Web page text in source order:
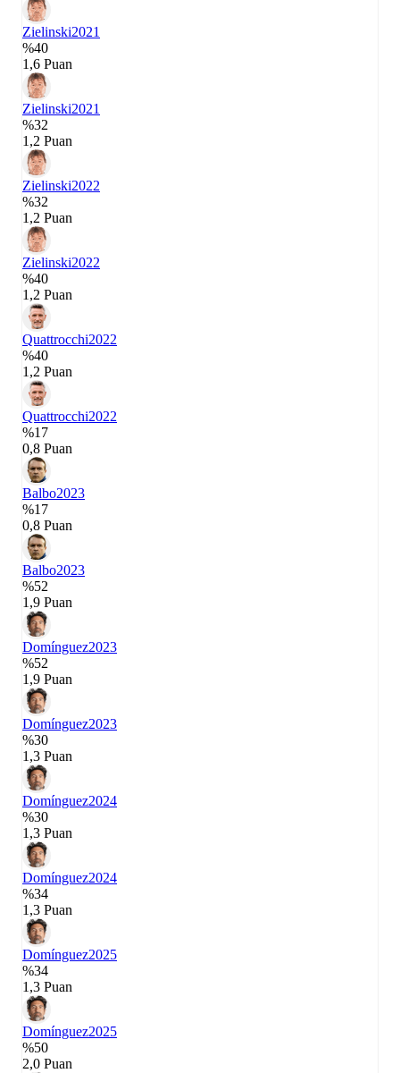
Zielinski2021
%40
1,6 Puan
Zielinski2021
%32
1,2 Puan
Zielinski2022
%32
1,2 Puan
Zielinski2022
%40
1,2 Puan
Quattrocchi2022
%40
1,2 Puan
Quattrocchi2022
%17
0,8 Puan
Balbo2023
%17
0,8 Puan
Balbo2023
%52
1,9 Puan
Domínguez2023
%52
1,9 Puan
Domínguez2023
%30
1,3 Puan
Domínguez2024
%30
1,3 Puan
Domínguez2024
%34
1,3 Puan
Domínguez2025
%34
1,3 Puan
Domínguez2025
%50
2,0 Puan